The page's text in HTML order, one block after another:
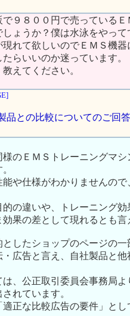
９８００円で売っている
ょうか？僕は水泳をやっ
れて欲しいのでＥＭＳ機
らいいのか迷っています。
えてください。
品との比較についてのご回
のＥＭＳトレーニングマ
や仕様がわかりませんの
の違いや、トレーニング
果の差として現れるとも言
したショップのページの
広告と言え、自社製品と
、公正取引委員会事務局
れています。
正な比較広告の要件」と